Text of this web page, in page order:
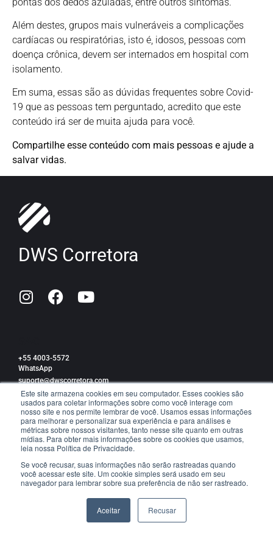
Este site armazena cookies em seu computador. Esses cookies são
usados para coletar informações sobre como você interage com
nosso site e nos permite lembrar de você. Usamos essas informações
para melhorar e personalizar sua experiência e para análises e
métricas sobre nossos visitantes, tanto nesse site quanto em outras
mídias. Para obter mais informações sobre os cookies que usamos,
leia nossa Política de Privacidade.
Se você recusar, suas informações não serão rastreadas quando
você acessar este site. Um cookie simples será usado em seu
navegador para lembrar sobre sua preferência de não ser rastreado.
Aceitar Recusar
Além destes, grupos mais vulneráveis a complicações
cardíacas ou respiratórias, isto é, idosos, pessoas com
doença crônica, devem ser internados em hospital com
isolamento.
Em suma, essas são as dúvidas frequentes sobre Covid-
19 que as pessoas tem perguntado, acredito que este
conteúdo irá ser de muita ajuda para você.
Compartilhe esse conteúdo com mais pessoas e ajude a
salvar vidas.
DWS Corretora
+55 4003-5572
WhatsApp
suporte@dwscorretora.com
Política de privacidade
TRABALHE CONOSCO